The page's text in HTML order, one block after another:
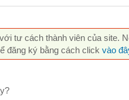
với tư cách thành viên của site.
đăng ký bằng cách click vào